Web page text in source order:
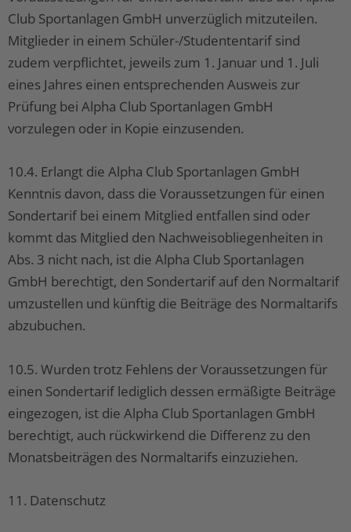
Club Sportanlagen GmbH unverzüglich mitzuteilen.
Mitglieder in einem Schüler-/Studententarif sind
zudem verpflichtet, jeweils zum 1. Januar und 1. Juli
eines Jahres einen entsprechenden Ausweis zur
Prüfung bei Alpha Club Sportanlagen GmbH
vorzulegen oder in Kopie einzusenden.
10.4. Erlangt die Alpha Club Sportanlagen GmbH
Kenntnis davon, dass die Voraussetzungen für einen
Sondertarif bei einem Mitglied entfallen sind oder
kommt das Mitglied den Nachweisobliegenheiten in
Abs. 3 nicht nach, ist die Alpha Club Sportanlagen
GmbH berechtigt, den Sondertarif auf den Normaltarif
umzustellen und künftig die Beiträge des Normaltarifs
abzubuchen.
10.5. Wurden trotz Fehlens der Voraussetzungen für
einen Sondertarif lediglich dessen ermäßigte Beiträge
eingezogen, ist die Alpha Club Sportanlagen GmbH
berechtigt, auch rückwirkend die Differenz zu den
Monatsbeiträgen des Normaltarifs einzuziehen.
11. Datenschutz